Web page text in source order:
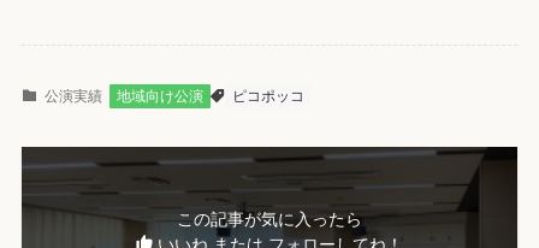
公演実績 地域向け公演 ピコポッコ
この記事が気に入ったら